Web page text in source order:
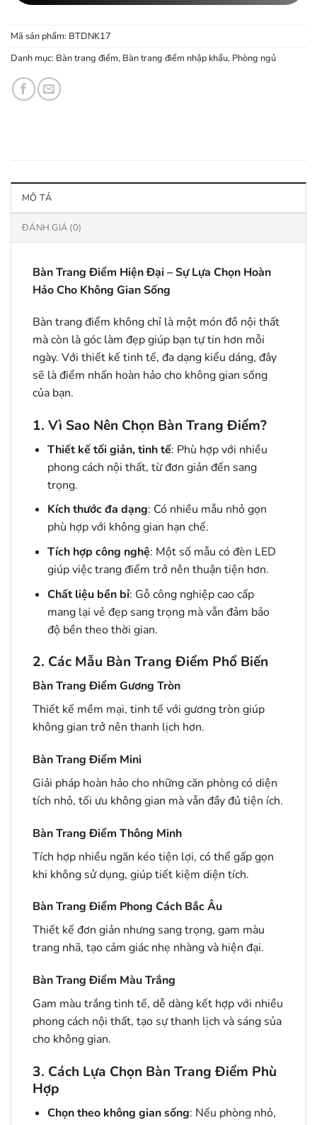
Mã sản phẩm: BTDNK17
Danh mục: Bàn trang điểm, Bàn trang điểm nhập khẩu, Phòng ngủ
MÔ TẢ
ĐÁNH GIÁ (0)
Bàn Trang Điểm Hiện Đại – Sự Lựa Chọn Hoàn
Hảo Cho Không Gian Sống
Bàn trang điểm không chỉ là một món đồ nội thất
mà còn là góc làm đẹp giúp bạn tự tin hơn mỗi
ngày. Với thiết kế tinh tế, đa dạng kiểu dáng, đây
sẽ là điểm nhấn hoàn hảo cho không gian sống
của bạn.
1. Vì Sao Nên Chọn Bàn Trang Điểm?
Thiết kế tối giản, tinh tế: Phù hợp với nhiều
phong cách nội thất, từ đơn giản đến sang
trọng.
Kích thước đa dạng: Có nhiều mẫu nhỏ gọn
phù hợp với không gian hạn chế.
Tích hợp công nghệ: Một số mẫu có đèn LED
giúp việc trang điểm trở nên thuận tiện hơn.
Chất liệu bền bỉ: Gỗ công nghiệp cao cấp
mang lại vẻ đẹp sang trọng mà vẫn đảm bảo
độ bền theo thời gian.
2. Các Mẫu Bàn Trang Điểm Phổ Biến
Bàn Trang Điểm Gương Tròn
Thiết kế mềm mại, tinh tế với gương tròn giúp
không gian trở nên thanh lịch hơn.
Bàn Trang Điểm Mini
Giải pháp hoàn hảo cho những căn phòng có diện
tích nhỏ, tối ưu không gian mà vẫn đầy đủ tiện ích.
Bàn Trang Điểm Thông Minh
Tích hợp nhiều ngăn kéo tiện lợi, có thể gấp gọn
khi không sử dụng, giúp tiết kiệm diện tích.
Bàn Trang Điểm Phong Cách Bắc Âu
Thiết kế đơn giản nhưng sang trọng, gam màu
trang nhã, tạo cảm giác nhẹ nhàng và hiện đại.
Bàn Trang Điểm Màu Trắng
Gam màu trắng tinh tế, dễ dàng kết hợp với nhiều
phong cách nội thất, tạo sự thanh lịch và sáng sủa
cho không gian.
3. Cách Lựa Chọn Bàn Trang Điểm Phù
Hợp
Chọn theo không gian sống: Nếu phòng nhỏ,